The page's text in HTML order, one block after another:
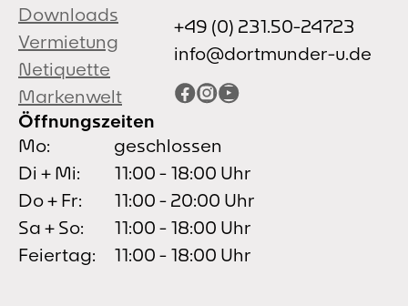
Downloads
Vermietung
Netiquette
Markenwelt
+49 (0) 231.50-24723
info@dortmunder-u.de
Facebook
Instagram
YouTube
Öffnungszeiten
Mo:
geschlossen
Di + Mi:
11:00 - 18:00 Uhr
Do + Fr:
11:00 - 20:00 Uhr
Sa + So:
11:00 - 18:00 Uhr
Feiertag:
11:00 - 18:00 Uhr